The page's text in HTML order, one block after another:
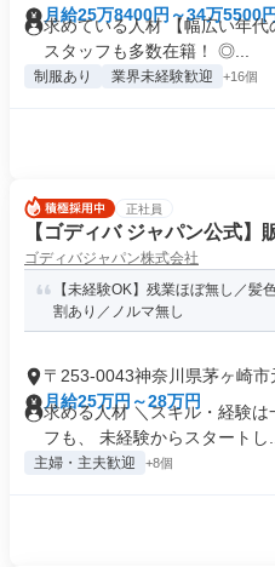
月給25万8400円～34万5500円
求めている人材 【幅広い年
スタッフも多数在籍！ ◎...
制服あり 業界未経験歓迎 +16個
正社員
【ゴディバ ジャパン公式】
ゴディバジャパン株式会社
【未経験OK】残業ほぼ無し／髪
割あり／ノルマ無し
〒253-0043神奈川県茅ヶ崎市
月給25万円～28万円
求める人材 ＼スキル・経験
フも、 未経験からスタートし...
主婦・主夫歓迎 +8個